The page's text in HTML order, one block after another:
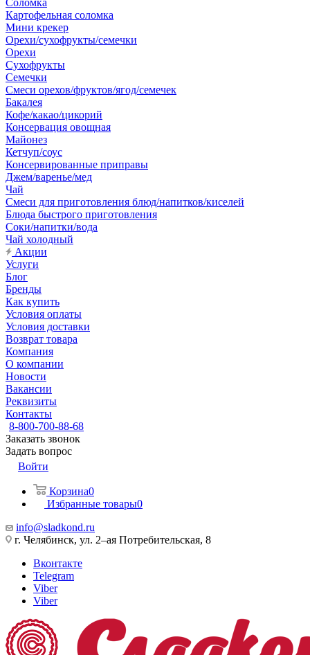
Соломка
Картофельная соломка
Мини крекер
Орехи/сухофрукты/семечки
Орехи
Сухофрукты
Семечки
Смеси орехов/фруктов/ягод/семечек
Бакалея
Кофе/какао/цикорий
Консервация овощная
Майонез
Кетчуп/соус
Консервированные приправы
Джем/варенье/мед
Чай
Смеси для приготовления блюд/напитков/киселей
Блюда быстрого приготовления
Соки/напитки/вода
Чай холодный
Акции
Услуги
Блог
Бренды
Как купить
Условия оплаты
Условия доставки
Возврат товара
Компания
О компании
Новости
Вакансии
Реквизиты
Контакты
8-800-700-88-68
Заказать звонок
Задать вопрос
Войти
Корзина0
Избранные товары0
info@sladkond.ru
г. Челябинск, ул. 2–ая Потребительская, 8
Вконтакте
Telegram
Viber
Viber